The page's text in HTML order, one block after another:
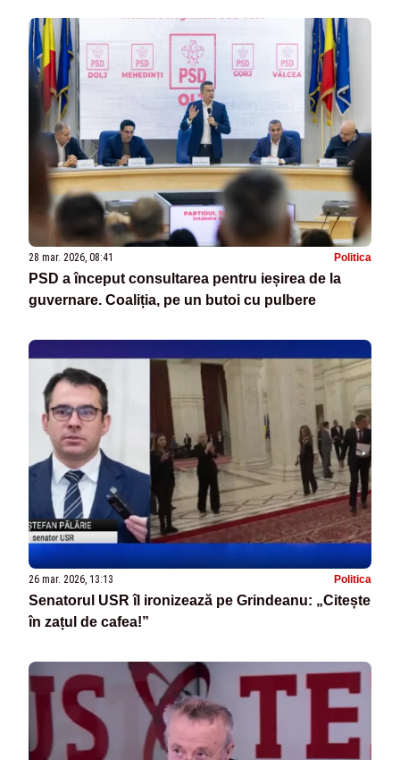
28 mar. 2026, 08:41 Politica
PSD a început consultarea pentru ieșirea de la
guvernare. Coaliția, pe un butoi cu pulbere
26 mar. 2026, 13:13 Politica
Senatorul USR îl ironizează pe Grindeanu: „Citește
în zațul de cafea!”